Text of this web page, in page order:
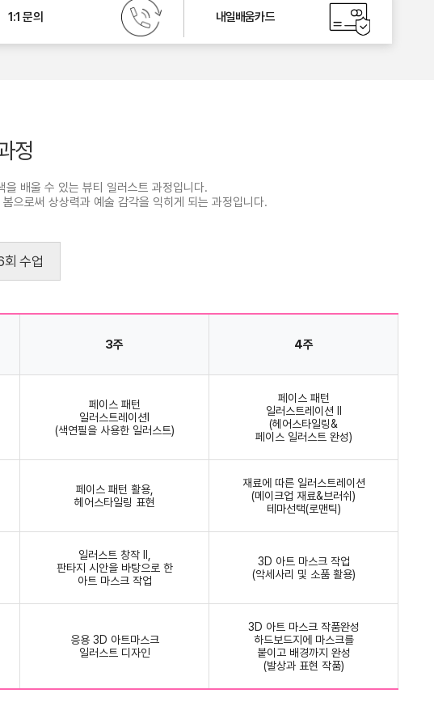
1:1 문의 내일배움카드
정
배울 수 있는 뷰티 일러스트 과정입니다.
으로써 상상력과 예술 감각을 익히게 되는 과정입니다.
회 수업
3주 4주
페이스 패턴
일러스트레이션Ⅰ
(색연필을 사용한 일러스트)
페이스 패턴
일러스트레이션 Ⅱ
(헤어스타일링&
페이스 일러스트 완성)
페이스 패턴 활용,
헤어스타일링 표현
재료에 따른 일러스트레이션
(메이크업 재료&브러쉬)
테마선택(로맨틱)
일러스트 창작 Ⅱ,
판타지 시안을 바탕으로 한
아트 마스크 작업
3D 아트 마스크 작업
(악세사리 및 소품 활용)
응용 3D 아트마스크
일러스트 디자인
3D 아트 마스크 작품완성
하드보드지에 마스크를
붙이고 배경까지 완성
(발상과 표현 작품)